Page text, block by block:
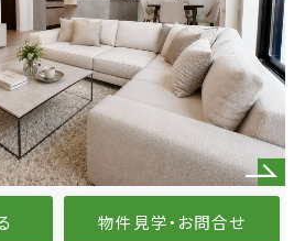
物件見学・お問合せ